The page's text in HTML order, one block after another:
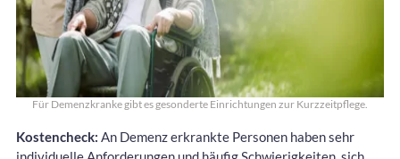
Für Demenzkranke gibt es gesonderte Einrichtungen zur Kurzzeitpflege.
Kostencheck: An Demenz erkrankte Personen haben sehr